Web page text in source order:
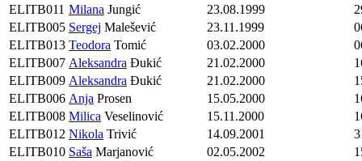
ELITB011 Milana Jungić 23.08.1999
ELITB005 Sergej Malešević 23.11.1999
ELITB013 Teodora Tomić 03.02.2000
ELITB007 Aleksandra Đukić 21.02.2000
ELITB009 Aleksandra Đukić 21.02.2000
ELITB006 Anja Prosen 15.05.2000
ELITB008 Milica Veselinović 15.11.2000
ELITB012 Nikola Trivić 14.09.2001
ELITB010 Saša Marjanović 02.05.2002